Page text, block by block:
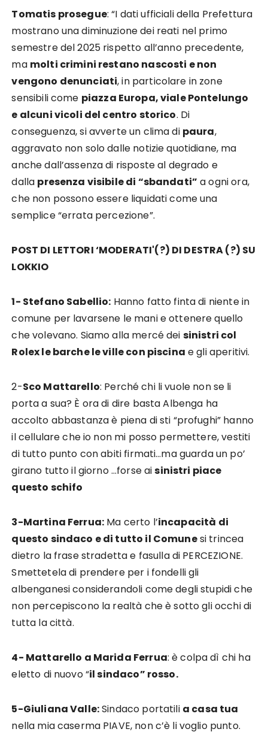
Tomatis prosegue: “I dati ufficiali della Prefettura
mostrano una diminuzione dei reati nel primo
semestre del 2025 rispetto all’anno precedente,
ma molti crimini restano nascosti e non
vengono denunciati, in particolare in zone
sensibili come piazza Europa, viale Pontelungo
e alcuni vicoli del centro storico. Di
conseguenza, si avverte un clima di paura,
aggravato non solo dalle notizie quotidiane, ma
anche dall’assenza di risposte al degrado e
dalla presenza visibile di “sbandati” a ogni ora,
che non possono essere liquidati come una
semplice “errata percezione”.
POST DI LETTORI ‘MODERATI'(?) DI DESTRA (?) SU
LOKKIO
1- Stefano Sabellio: Hanno fatto finta di niente in
comune per lavarsene le mani e ottenere quello
che volevano. Siamo alla mercé dei sinistri col
Rolex le barche le ville con piscina e gli aperitivi.
2-Sco Mattarello: Perché chi li vuole non se li
porta a sua? È ora di dire basta Albenga ha
accolto abbastanza è piena di sti “profughi” hanno
il cellulare che io non mi posso permettere, vestiti
di tutto punto con abiti firmati…ma guarda un po’
girano tutto il giorno …forse aisinistri piace
questo schifo
3-Martina Ferrua: Ma certo l’incapacità di
questo sindaco e di tutto il Comunesi trincea
dietro la frase stradetta e fasulla di PERCEZIONE.
Smettetela di prendere per i fondelli gli
albenganesi considerandoli come degli stupidi che
non percepiscono la realtà che è sotto gli occhi di
tutta la città.
4- Mattarello a Marida Ferrua: è colpa dì chi ha
eletto di nuovo “il sindaco” rosso.
5-Giuliana Valle:Sindaco portatili a casa tua
nella mia caserma PIAVE, non c’è li voglio punto.